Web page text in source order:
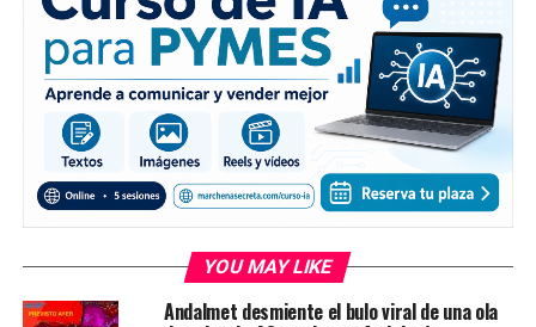
YOU MAY LIKE
Andalmet desmiente el bulo viral de una ola